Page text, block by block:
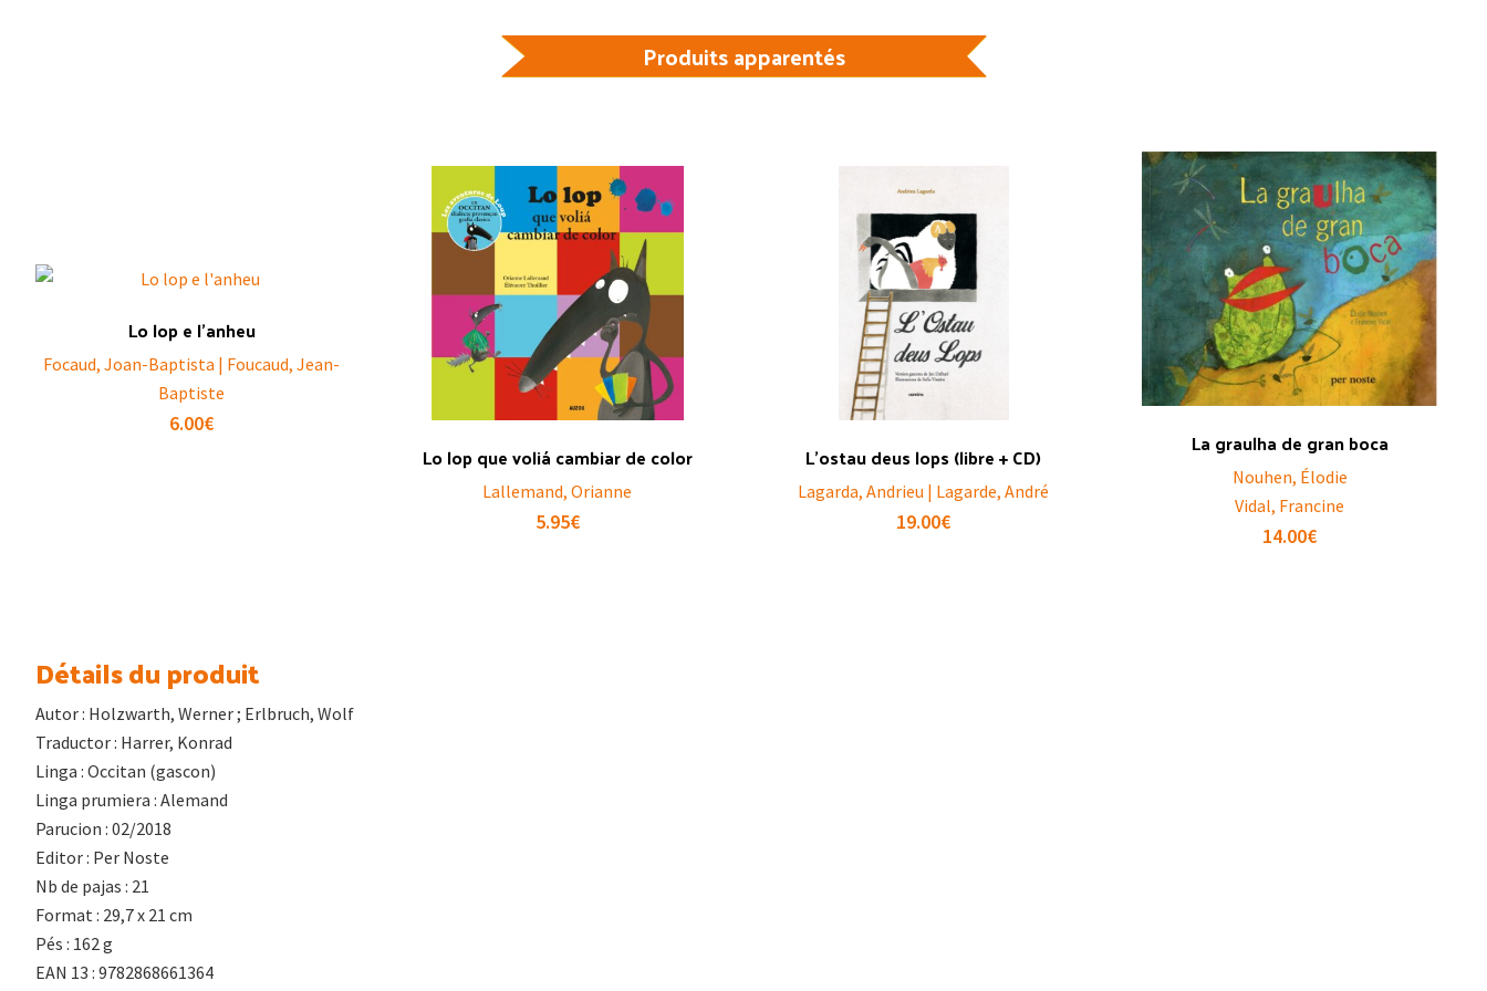
Produits apparentés
Lo lop e l’anheu
Focaud, Joan-Baptista | Foucaud, Jean-
Baptiste
6.00€
Lo lop que voliá cambiar de color
Lallemand, Orianne
5.95€
L’ostau deus lops (libre + CD)
Lagarda, Andrieu | Lagarde, André
19.00€
La graulha de gran boca
Nouhen, Élodie
Vidal, Francine
14.00€
Détails du produit
Autor : Holzwarth, Werner ; Erlbruch, Wolf
Traductor : Harrer, Konrad
Linga : Occitan (gascon)
Linga prumiera : Alemand
Parucion : 02/2018
Editor : Per Noste
Nb de pajas : 21
Format : 29,7 x 21 cm
Pés : 162 g
EAN 13 : 9782868661364